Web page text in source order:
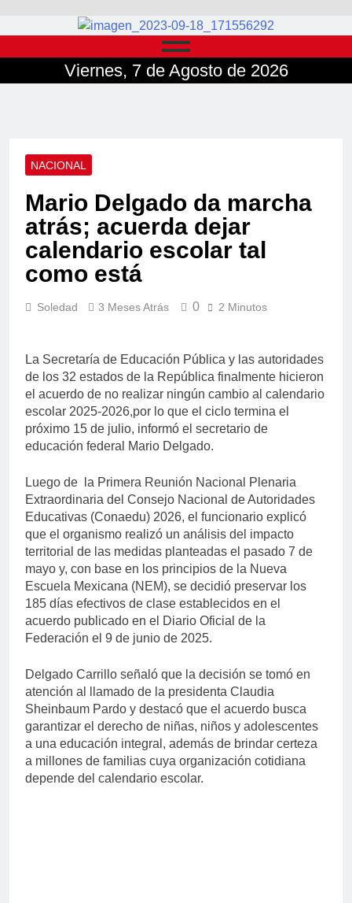
Viernes, 7 de Agosto de 2026
NACIONAL
Mario Delgado da marcha
atrás; acuerda dejar
calendario escolar tal
como está
Soledad 3 Meses Atrás 0 2 Minutos
La Secretaría de Educación Pública y las autoridades
de los 32 estados de la República finalmente hicieron
el acuerdo de no realizar ningún cambio al calendario
escolar 2025-2026,por lo que el ciclo termina el
próximo 15 de julio, informó el secretario de
educación federal Mario Delgado.
Luego de la Primera Reunión Nacional Plenaria
Extraordinaria del Consejo Nacional de Autoridades
Educativas (Conaedu) 2026, el funcionario explicó
que el organismo realizó un análisis del impacto
territorial de las medidas planteadas el pasado 7 de
mayo y, con base en los principios de la Nueva
Escuela Mexicana (NEM), se decidió preservar los
185 días efectivos de clase establecidos en el
acuerdo publicado en el Diario Oficial de la
Federación el 9 de junio de 2025.
Delgado Carrillo señaló que la decisión se tomó en
atención al llamado de la presidenta Claudia
Sheinbaum Pardo y destacó que el acuerdo busca
garantizar el derecho de niñas, niños y adolescentes
a una educación integral, además de brindar certeza
a millones de familias cuya organización cotidiana
depende del calendario escolar.